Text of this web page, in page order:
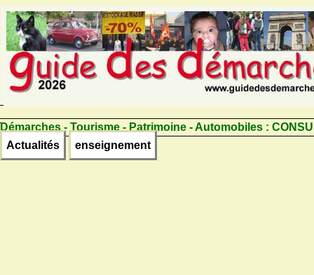
Démarches - Tourisme - Patrimoine - Automobiles :
Actualités
enseignement